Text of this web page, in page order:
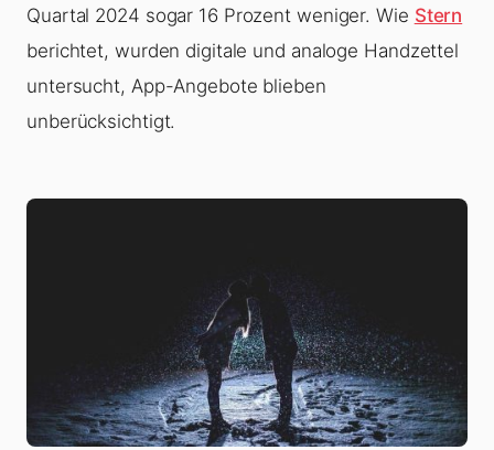
Quartal 2024 sogar 16 Prozent weniger. Wie Stern
berichtet, wurden digitale und analoge Handzettel
untersucht, App-Angebote blieben
unberücksichtigt.